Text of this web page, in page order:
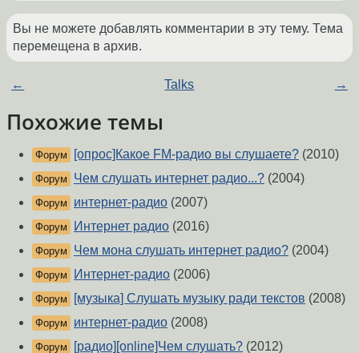
Вы не можете добавлять комментарии в эту тему. Тема
перемещена в архив.
← Talks →
Похожие темы
Форум [опрос]Какое FM-радио вы слушаете? (2010)
Форум Чем слушать интернет радио...? (2004)
Форум интернет-радио (2007)
Форум Интернет радио (2016)
Форум Чем мона слушать интернет радио? (2004)
Форум Интернет-радио (2006)
Форум [музыка] Слушать музыку ради текстов (2008)
Форум интернет-радио (2008)
Форум [радио][online]Чем слушать? (2012)